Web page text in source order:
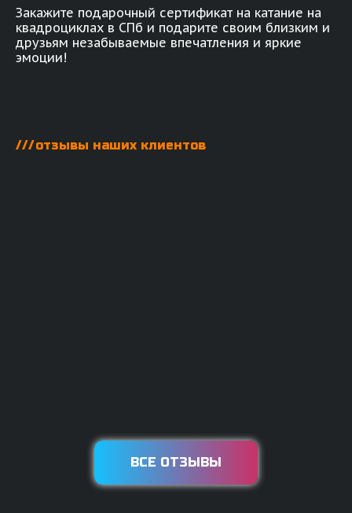
Закажите подарочный сертификат на катание на
квадроциклах в СПб и подарите своим близким и
друзьям незабываемые впечатления и яркие
эмоции!
///отзывы наших клиентов
ВСЕ ОТЗЫВЫ